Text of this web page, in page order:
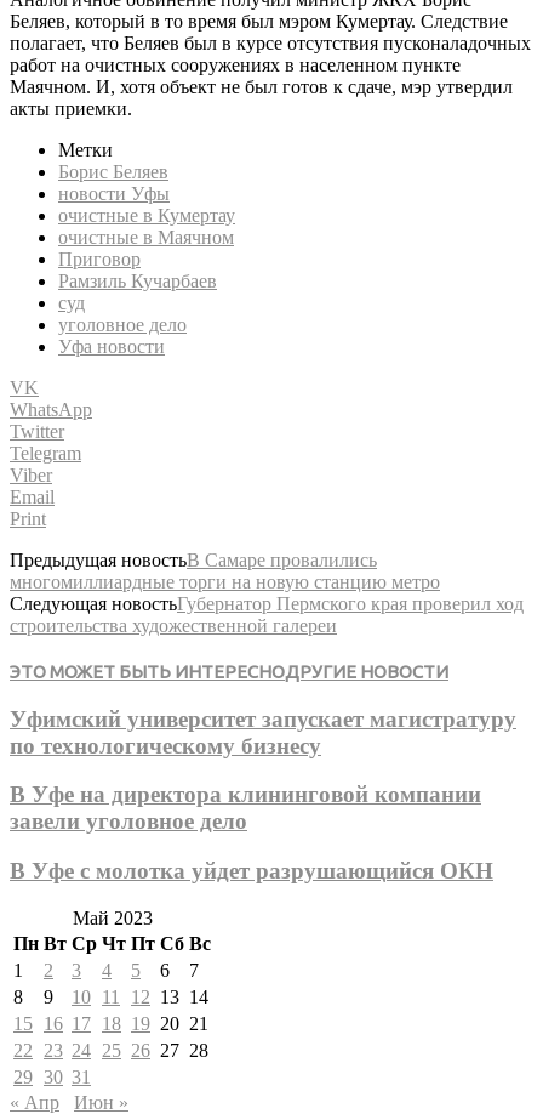
Беляев, который в то время был мэром Кумертау. Следствие
полагает, что Беляев был в курсе отсутствия пусконаладочных
работ на очистных сооружениях в населенном пункте
Маячном. И, хотя объект не был готов к сдаче, мэр утвердил
акты приемки.
Метки
Борис Беляев
новости Уфы
очистные в Кумертау
очистные в Маячном
Приговор
Рамзиль Кучарбаев
суд
уголовное дело
Уфа новости
VK
WhatsApp
Twitter
Telegram
Viber
Email
Print
Предыдущая новостьВ Самаре провалились
многомиллиардные торги на новую станцию метро
Следующая новостьГубернатор Пермского края проверил ход
строительства художественной галереи
ЭТО МОЖЕТ БЫТЬ ИНТЕРЕСНОДРУГИЕ НОВОСТИ
Уфимский университет запускает магистратуру
по технологическому бизнесу
В Уфе на директора клининговой компании
завели уголовное дело
В Уфе с молотка уйдет разрушающийся ОКН
Май 2023
Пн Вт Ср Чт Пт Сб Вс
1
2 3 4 5 6
7
8
9 10 11 12 13 14
15 16 17 18 19 20 21
22
23 24 25 26 27 28
29 30 31
« Апр
Июн »